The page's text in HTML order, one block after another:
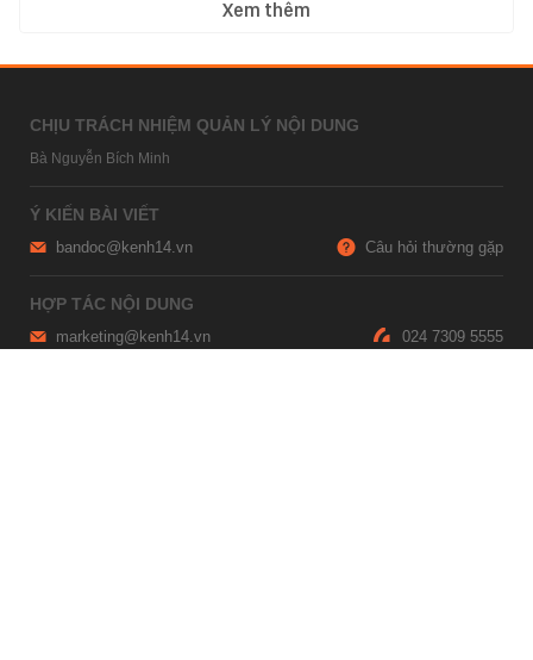
Xem thêm
CHỊU TRÁCH NHIỆM QUẢN LÝ NỘI DUNG
Bà Nguyễn Bích Minh
Ý KIẾN BÀI VIẾT
bandoc@kenh14.vn Câu hỏi thường gặp
HỢP TÁC NỘI DUNG
marketing@kenh14.vn 024 7309 5555